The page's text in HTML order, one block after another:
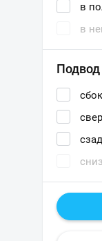
в
в